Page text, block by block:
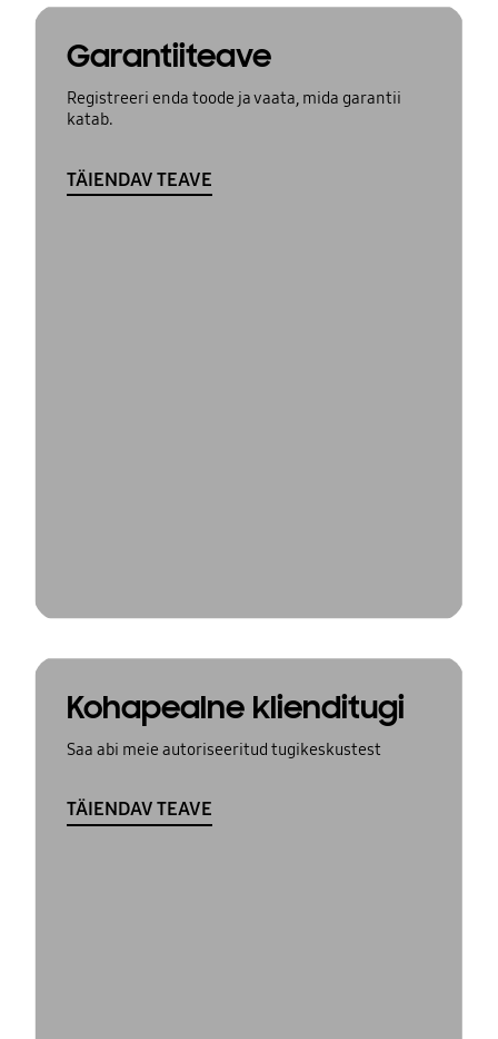
Garantiiteave
Registreeri enda toode ja vaata, mida garantii
katab.
TÄIENDAV TEAVE
Kohapealne klienditugi
Saa abi meie autoriseeritud tugikeskustest
TÄIENDAV TEAVE